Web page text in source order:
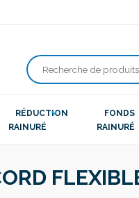
Recherche
RÉDUCTION
RAINURÉ
FONDS
RAINURÉ